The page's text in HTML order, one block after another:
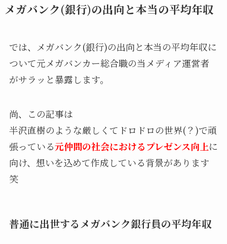
メガバンク(銀行)の出向と本当の平均年収
では、メガバンク(銀行)の出向と本当の平均年収に
ついて元メガバンカー総合職の当メディア運営者
がサラッと暴露します。
尚、この記事は
半沢直樹のような厳しくてドロドロの世界(？)で頑
張っている元仲間の社会におけるプレゼンス向上に
向け、想いを込めて作成している背景があります
笑
普通に出世するメガバンク銀行員の平均年収